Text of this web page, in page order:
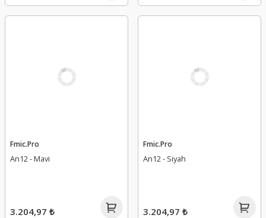
Fmic.Pro
An12 - Mavi
3.204,97 ₺
Fmic.Pro
An12 - Siyah
3.204,97 ₺